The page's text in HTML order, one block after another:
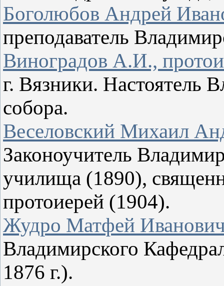
Боголюбов Андрей
преподаватель
Виноградов А.И.,
г. Вязники. Настоятель
собора.
Веселовский Михаил
Законоучитель
училища (1890),
протоиерей (1904).
Жудро Матфей
Владимирского
1876 г.).